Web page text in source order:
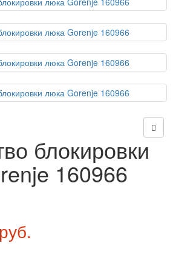
блокировки
160966